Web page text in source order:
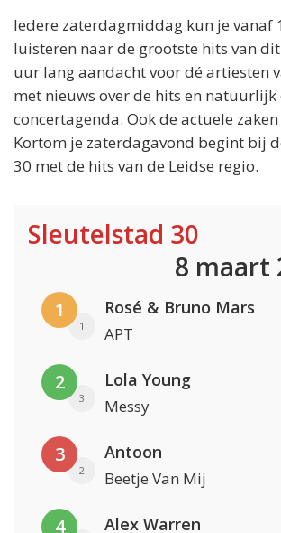
Iedere zaterdagmiddag kun je vanaf
luisteren naar de grootste hits van
uur lang aandacht voor dé artiesten
met nieuws over de hits en natuurlijk
concertagenda. Ook de actuele
Kortom je zaterdagavond begint bij
30 met de hits van de Leidse regio.
Sleutelstad 30
8 maart
1
1
Rosé & Bruno Mars
APT
2
3
Lola Young
Messy
3
2
Antoon
Beetje Van Mij
4 Alex Warren